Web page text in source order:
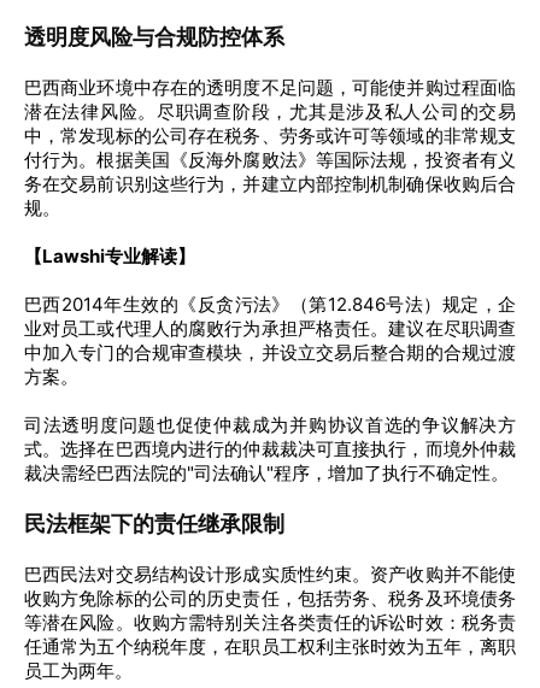
透明度风险与合规防控体系
巴西商业环境中存在的透明度不足问题，可能使并购过程面临
潜在法律风险。尽职调查阶段，尤其是涉及私人公司的交易
中，常发现标的公司存在税务、劳务或许可等领域的非常规支
付行为。根据美国《反海外腐败法》等国际法规，投资者有义
务在交易前识别这些行为，并建立内部控制机制确保收购后合
规。
【Lawshi专业解读】
巴西2014年生效的《反贪污法》（第12.846号法）规定，企
业对员工或代理人的腐败行为承担严格责任。建议在尽职调查
中加入专门的合规审查模块，并设立交易后整合期的合规过渡
方案。
司法透明度问题也促使仲裁成为并购协议首选的争议解决方
式。选择在巴西境内进行的仲裁裁决可直接执行，而境外仲裁
裁决需经巴西法院的"司法确认"程序，增加了执行不确定性。
民法框架下的责任继承限制
巴西民法对交易结构设计形成实质性约束。资产收购并不能使
收购方免除标的公司的历史责任，包括劳务、税务及环境债务
等潜在风险。收购方需特别关注各类责任的诉讼时效：税务责
任通常为五个纳税年度，在职员工权利主张时效为五年，离职
员工为两年。